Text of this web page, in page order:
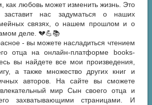
как любовь может изменить жизнь. Это
заставит нас задуматься о наших
связях, о нашем прошлом и о
деле. 💔💪📚
- вы можете насладиться чтением
отца на онлайн-платформе books-
вы найдете все мои произведения,
а также множество других книг и
авторов. На сайте вы сможете
мир Сын своего отца и
захватывающими страницами. И